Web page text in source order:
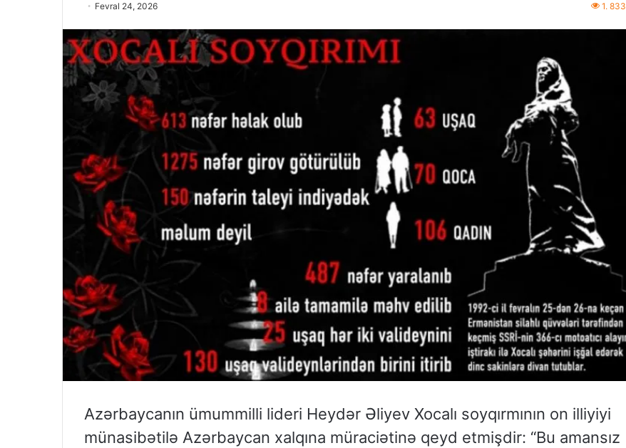
Fevral 24, 2026 1. 833
Azərbaycanın ümummilli lideri Heydər Əliyev Xocalı soyqırmının on illiyiyi
münasibətilə Azərbaycan xalqına müraciətinə qeyd etmişdir: “Bu amansız